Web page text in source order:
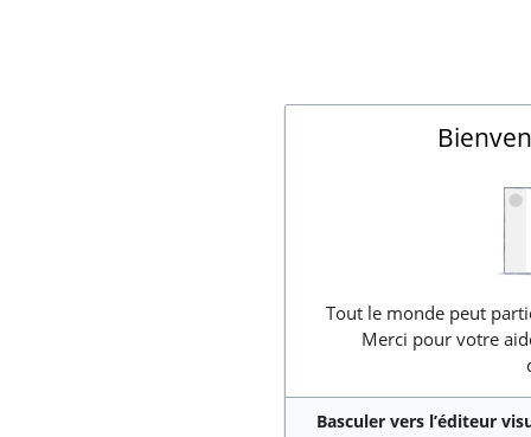
Tout le monde peut
Merci pour votre
Basculer vers l’éditeur